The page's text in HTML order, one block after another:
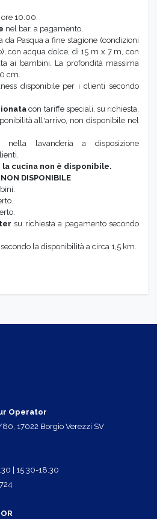
10:00.
nel bar, a pagamento.
da Pasqua a fine stagione (condizioni
con acqua dolce, di 15 m x 7 m, con
ai bambini. La profondità massima
cm.
disponibile per i clienti secondo
con tariffe speciali, su richiesta,
all'arrivo, non disponibile nel
nella lavanderia a disposizione
cucina non è disponibile.
DISPONIBILE
su richiesta a pagamento secondo
secondo la disponibilità a circa 1,5 km.
Operator
17022 Borgio Verezzi SV
| 15.30-18.30